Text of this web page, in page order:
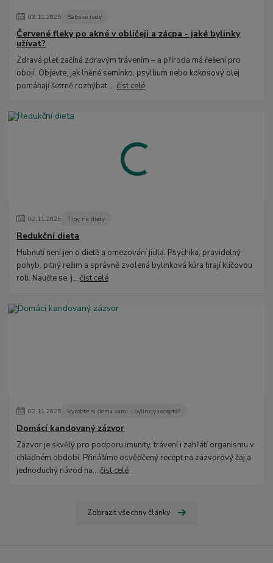
08.11.2025 Babské rady
Červené fleky po akné v obličeji a zácpa - jaké bylinky
užívat?
Zdravá pleť začíná zdravým trávením – a příroda má řešení pro
obojí. Objevte, jak lněné semínko, psyllium nebo kokosový olej
pomáhají šetrně rozhýbat ...číst celé
02.11.2025 Tipy na diety
Redukční dieta
Hubnutí není jen o dietě a omezování jídla. Psychika, pravidelný
pohyb, pitný režim a správně zvolená bylinková kúra hrají klíčovou
roli. Naučte se, j...číst celé
02.11.2025 Vyrobte si doma sami - bylinný receptář
Domácí kandovaný zázvor
Zázvor je skvělý pro podporu imunity, trávení i zahřátí organismu v
chladném období. Přinášíme osvědčený recept na zázvorový čaj a
jednoduchý návod na...číst celé
Zobrazit všechny články